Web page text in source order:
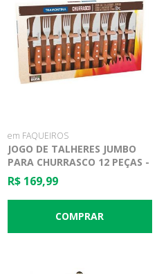
em FAQUEIROS
JOGO DE TALHERES JUMBO
PARA CHURRASCO 12 PEÇAS -
TRAMONTINA
R$ 169,99